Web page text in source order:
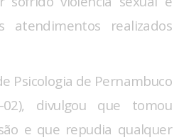
atendimentos realizados
Psicologia de Pernambuco
02), divulgou que tomou
e que repudia qualquer